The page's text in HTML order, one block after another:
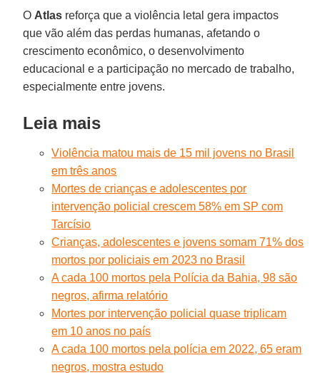
O Atlas reforça que a violência letal gera impactos
que vão além das perdas humanas, afetando o
crescimento econômico, o desenvolvimento
educacional e a participação no mercado de trabalho,
especialmente entre jovens.
Leia mais
Violência matou mais de 15 mil jovens no Brasil
em três anos
Mortes de crianças e adolescentes por
intervenção policial crescem 58% em SP com
Tarcísio
Crianças, adolescentes e jovens somam 71% dos
mortos por policiais em 2023 no Brasil
A cada 100 mortos pela Polícia da Bahia, 98 são
negros, afirma relatório
Mortes por intervenção policial quase triplicam
em 10 anos no país
A cada 100 mortos pela polícia em 2022, 65 eram
negros, mostra estudo